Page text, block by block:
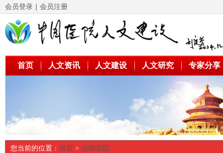
会员登录 ｜ 会员注册
首页 人文资讯 人文建设 人文研究 专家分享
您当前的位置： 首页 > 品牌医院